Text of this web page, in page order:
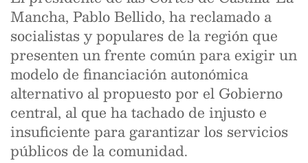
Mancha, Pablo Bellido, ha reclamado a
socialistas y populares de la región que
presenten un frente común para exigir un
modelo de financiación autonómica
alternativo al propuesto por el Gobierno
central, al que ha tachado de injusto e
insuficiente para garantizar los servicios
públicos de la comunidad.